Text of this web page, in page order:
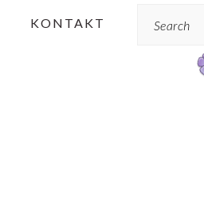
KONTAKT